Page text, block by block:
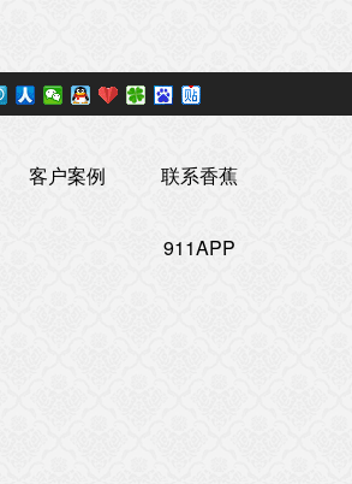
联系香蕉
911APP
客户案例